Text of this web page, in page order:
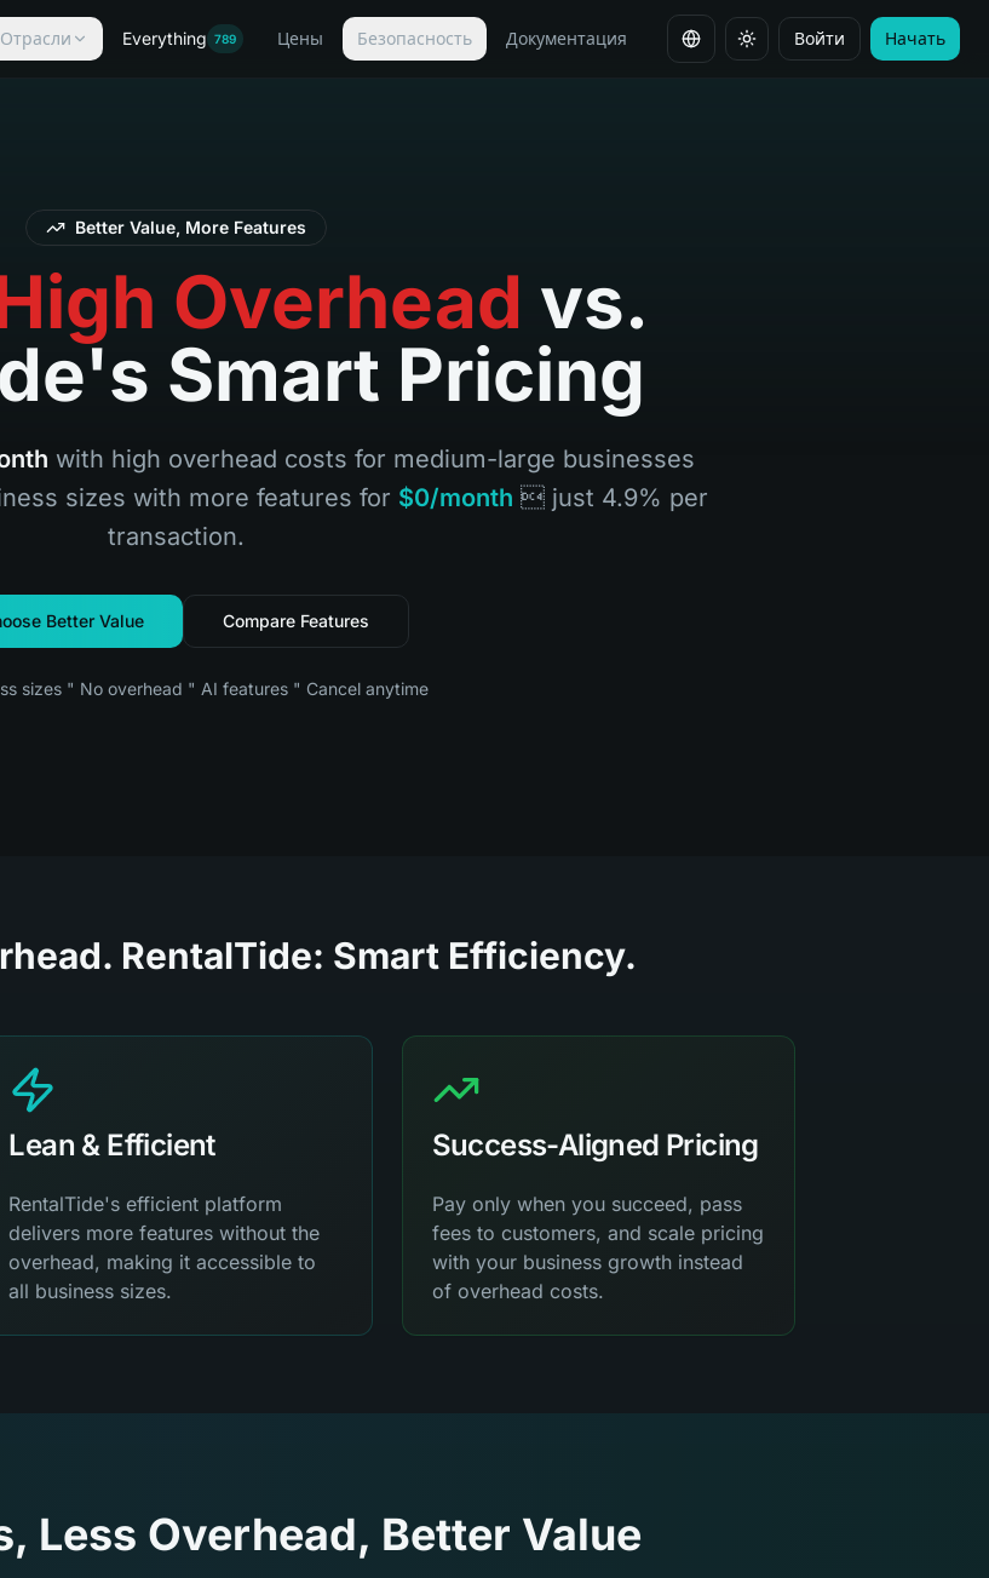
Отрасли Everything 789 Цены Безопасность Документация Сменить языкВойти Начать
Better Value, More Features
Overhead vs.
Smart Pricing
with high overhead costs for medium-large businesses
sizes with more features for $0/month  just 4.9% per
transaction.
Better Value Compare Features
sizes " No overhead " AI features " Cancel anytime
RentalTide: Smart Efficiency.
Lean & Efficient
RentalTide's efficient platform
delivers more features without the
overhead, making it accessible to
all business sizes.
Success-Aligned Pricing
Pay only when you succeed, pass
fees to customers, and scale pricing
with your business growth instead
of overhead costs.
Less Overhead, Better Value